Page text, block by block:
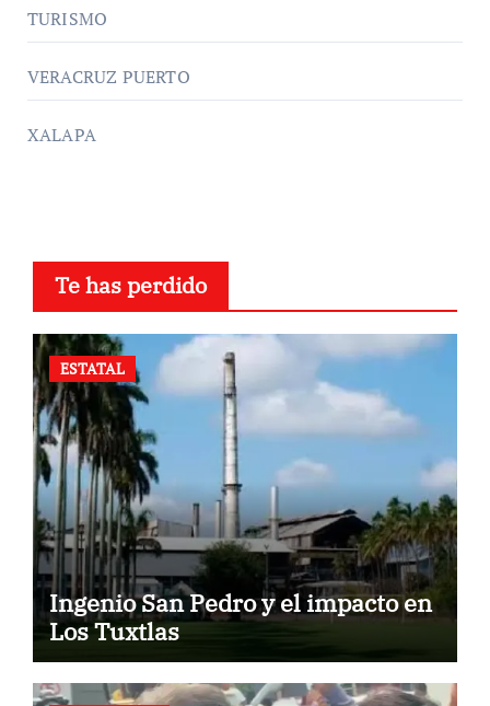
TURISMO
VERACRUZ PUERTO
XALAPA
Te has perdido
ESTATAL
Ingenio San Pedro y el impacto en
Los Tuxtlas